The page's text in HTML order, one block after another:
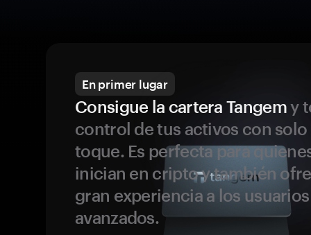
En primer lugar
Consigue la cartera Tangemy
control de tus activos con solo
toque. Es perfecta para
inician en cripto y también
gran experiencia a los
avanzados.